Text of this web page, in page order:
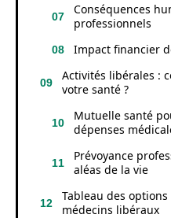
Conséquences
professionnels
Impact financier
Activités libérales :
votre santé ?
Mutuelle santé
dépenses
Prévoyance
aléas de la vie
Tableau des
médecins libéraux